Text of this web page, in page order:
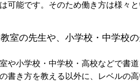
可能です。そのため働き方は様々と
室の先生や、小学校・中学校
や小学校・中学校・高校などで書
書き方を教える以外に、レベルの